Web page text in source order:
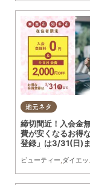
地元ネタ
締切間近！入会金
費が安くなるお得
登録」は3/31(日)
ビューティー,ダイエット